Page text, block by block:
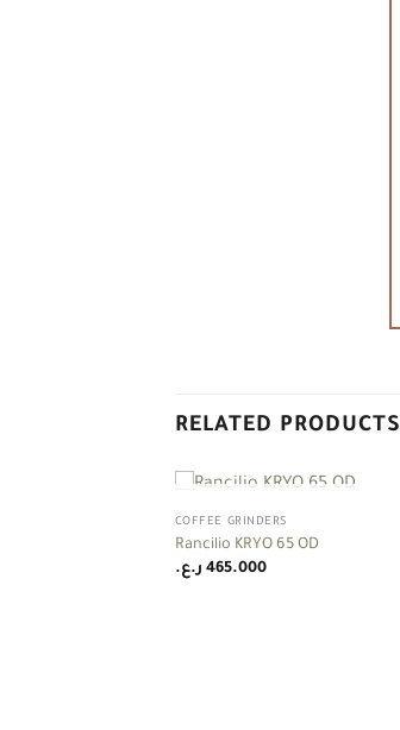
RELATED PRODUCTS
+
OUT OF STOCK
COFFEE GRINDERS
Rancilio KRYO 65 OD
465.000 ر.ع.